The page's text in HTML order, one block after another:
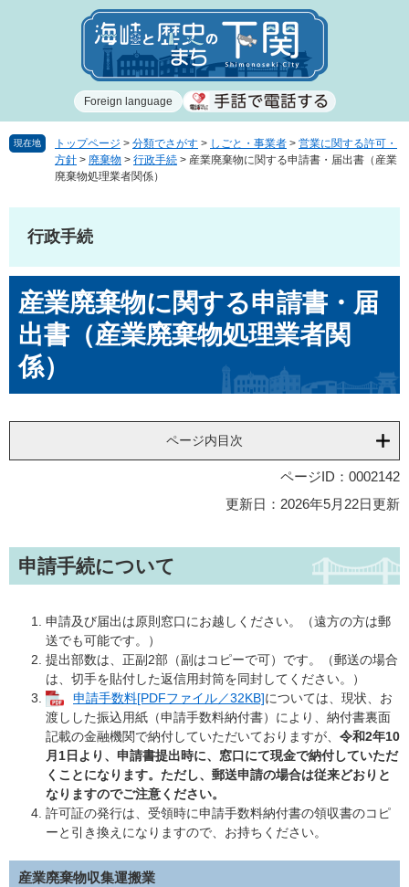
で
ば
Foreign language
現在地 トップページ > 分類でさがす > しごと・事業者 > 営業に関する許可・
方針 > 廃棄物 > 行政手続 > 産業廃棄物に関する申請書・届出書（産業
廃棄物処理業者関係）
行政手続
文産業廃棄物に関する申請書・届
出書（産業廃棄物処理業者関
係）
ページ内目次
ページID：0002142
更新日：2026年5月22日更新
申請手続について
申請及び届出は原則窓口にお越しください。（遠方の方は郵
送でも可能です。）
提出部数は、正副2部（副はコピーで可）です。（郵送の場合
は、切手を貼付した返信用封筒を同封してください。）
申請手数料[PDFファイル／32KB]については、現状、お
渡しした振込用紙（申請手数料納付書）により、納付書裏面
記載の金融機関で納付していただいておりますが、 令和2年10
月1日より、申請書提出時に、窓口にて現金で納付していただ
くことになります。ただし、郵送申請の場合は従来どおりと
なりますのでご注意ください。
許可証の発行は、受領時に申請手数料納付書の領収書のコピ
ーと引き換えになりますので、お持ちください。
産業廃棄物収集運搬業